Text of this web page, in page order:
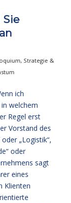
, Strategie &
ich
welchem
Regel erst
Vorstand des
„Logistik“,
oder
sagt
eines
Klienten